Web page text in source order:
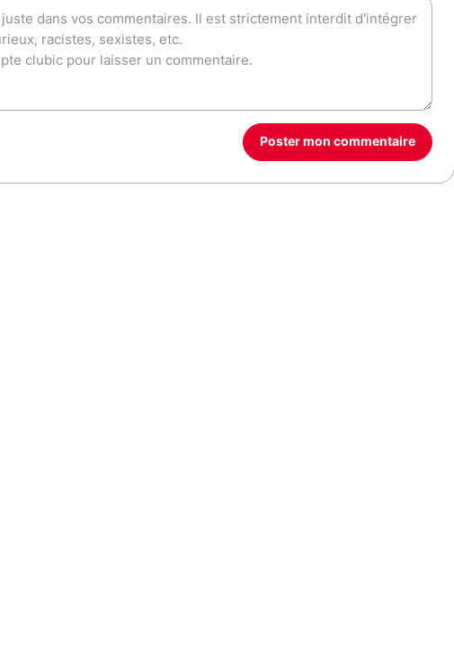
Poster mon commentaire